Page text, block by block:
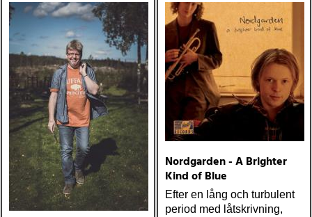
borde alla årets Rootsy-
plattor vara med på listan,
men jag har istället valt att
bara lista de plattor jag
lyssnat på väsentligt mycket
mer än vad tjänsten kräver
Nordgarden - A Brighter
Kind of Blue
Efter en lång och turbulent
period med låtskrivning,